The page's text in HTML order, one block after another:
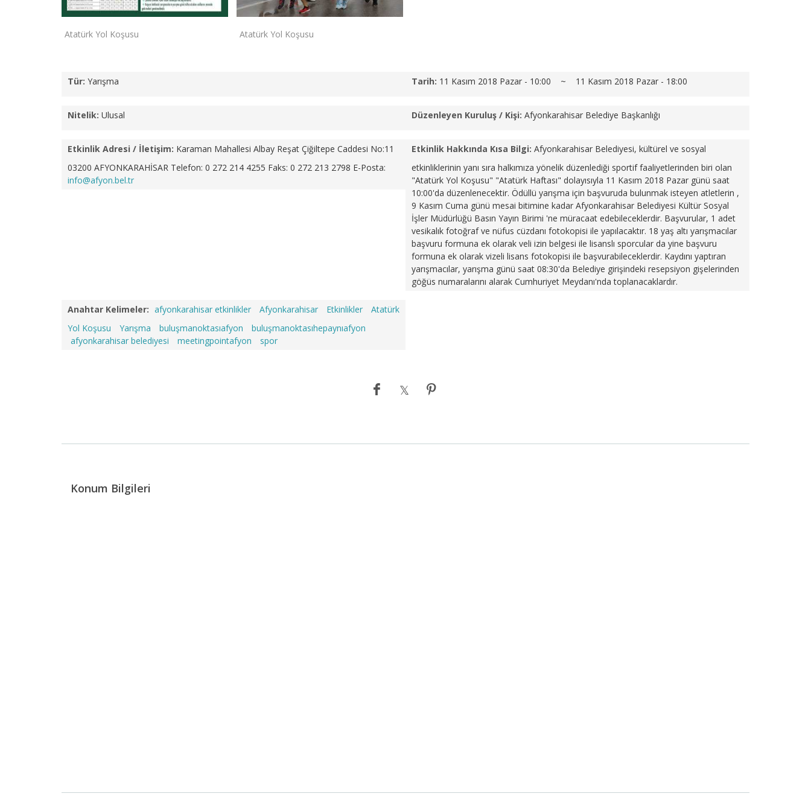
Atatürk Yol Koşusu Atatürk Yol Koşusu
Tür: Yarışma Tarih: 11 Kasım 2018 Pazar - 10:00 ~ 11 Kasım 2018 Pazar - 18:00
Nitelik: Ulusal Düzenleyen Kuruluş / Kişi: Afyonkarahisar Belediye Başkanlığı
Etkinlik Adresi / İletişim: Karaman Mahallesi Albay Reşat Çiğiltepe Caddesi No:11
03200 AFYONKARAHİSAR Telefon: 0 272 214 4255 Faks: 0 272 213 2798 E-Posta:
info@afyon.bel.tr
Etkinlik Hakkında Kısa Bilgi: Afyonkarahisar Belediyesi, kültürel ve sosyal
etkinliklerinin yanı sıra halkımıza yönelik düzenlediği sportif faaliyetlerinden biri olan
"Atatürk Yol Koşusu" "Atatürk Haftası" dolayısıyla 11 Kasım 2018 Pazar günü saat
10:00'da düzenlenecektir. Ödüllü yarışma için başvuruda bulunmak isteyen atletlerin ,
9 Kasım Cuma günü mesai bitimine kadar Afyonkarahisar Belediyesi Kültür Sosyal
İşler Müdürlüğü Basın Yayın Birimi 'ne müracaat edebileceklerdir. Başvurular, 1 adet
vesikalık fotoğraf ve nüfus cüzdanı fotokopisi ile yapılacaktır. 18 yaş altı yarışmacılar
başvuru formuna ek olarak veli izin belgesi ile lisanslı sporcular da yine başvuru
formuna ek olarak vizeli lisans fotokopisi ile başvurabileceklerdir. Kaydını yaptıran
yarışmacılar, yarışma günü saat 08:30'da Belediye girişindeki resepsiyon gişelerinden
göğüs numaralarını alarak Cumhuriyet Meydanı'nda toplanacaklardır.
Anahtar Kelimeler: afyonkarahisar etkinlikler Afyonkarahisar Etkinlikler
Atatürk
Yol Koşusu
Yarışma buluşmanoktasıafyon
buluşmanoktasıhepaynıafyon
afyonkarahisar belediyesi
meetingpointafyon spor
Konum Bilgileri